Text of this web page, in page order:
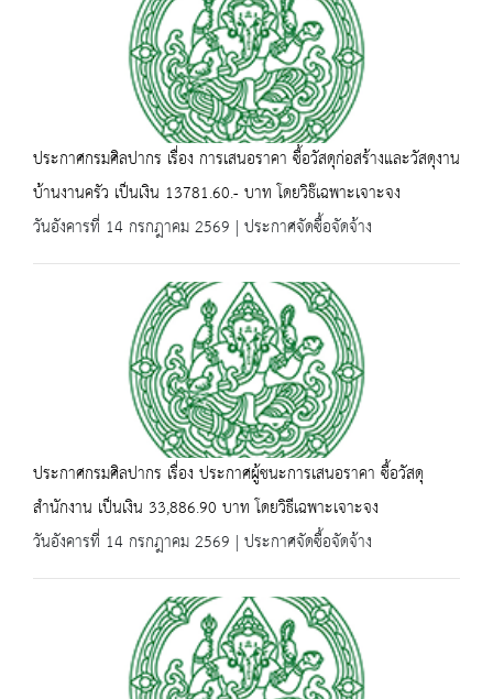
ประกาศกรมศิลปากร เรื่อง การเสนอราคา ซื้อวัสดุก่อสร้างและวัสดุงาน
บ้านงานครัว เป็นเงิน 13781.60.- บาท โดยวิธ๊เฉพาะเจาะจง
วันอังคารที่ 14 กรกฎาคม 2569 | ประกาศจัดซื้อจัดจ้าง
ประกาศกรมศิลปากร เรื่อง ประกาศผู้ชนะการเสนอราคา ซื้อวัสดุ
สำนักงาน เป็นเงิน 33,886.90 บาท โดยวิธีเฉพาะเจาะจง
วันอังคารที่ 14 กรกฎาคม 2569 | ประกาศจัดซื้อจัดจ้าง